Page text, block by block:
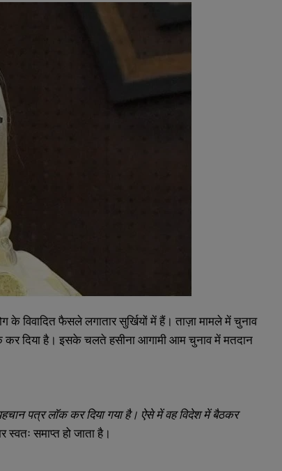
विवादित फैसले लगातार सुर्खियों में हैं। ताज़ा मामले में चुनाव
दिया है। इसके चलते हसीना आगामी आम चुनाव में मतदान
पहचान पत्र लॉक कर दिया गया है। ऐसे में वह विदेश में बैठकर
समाप्त हो जाता है।